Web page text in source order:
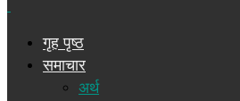
गृह पृष्ठ
समाचार
अर्थ